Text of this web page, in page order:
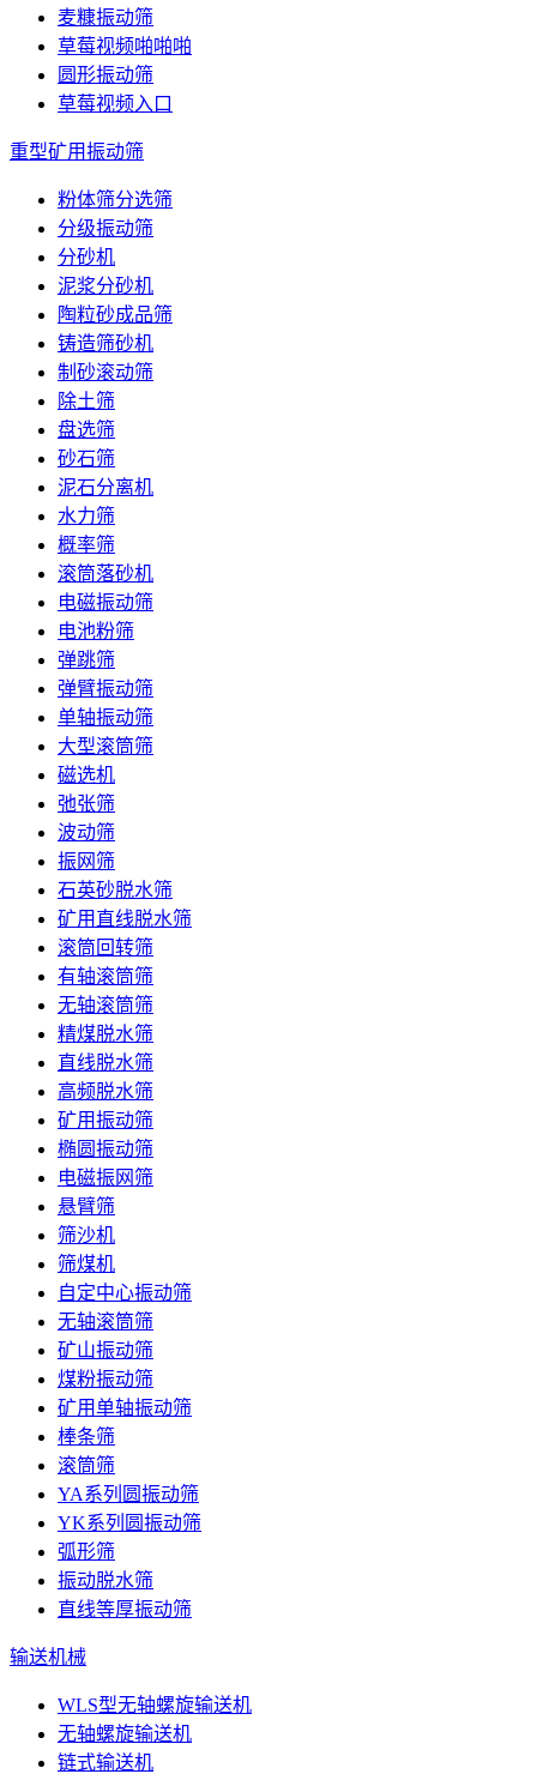
麦糠振动筛
草莓视频啪啪啪
圆形振动筛
草莓视频入口
重型矿用振动筛
粉体筛分选筛
分级振动筛
分砂机
泥浆分砂机
陶粒砂成品筛
铸造筛砂机
制砂滚动筛
除土筛
盘选筛
砂石筛
泥石分离机
水力筛
概率筛
滚筒落砂机
电磁振动筛
电池粉筛
弹跳筛
弹臂振动筛
单轴振动筛
大型滚筒筛
磁选机
弛张筛
波动筛
振网筛
石英砂脱水筛
矿用直线脱水筛
滚筒回转筛
有轴滚筒筛
无轴滚筒筛
精煤脱水筛
直线脱水筛
高频脱水筛
矿用振动筛
椭圆振动筛
电磁振网筛
悬臂筛
筛沙机
筛煤机
自定中心振动筛
无轴滚筒筛
矿山振动筛
煤粉振动筛
矿用单轴振动筛
棒条筛
滚筒筛
YA系列圆振动筛
YK系列圆振动筛
弧形筛
振动脱水筛
直线等厚振动筛
输送机械
WLS型无轴螺旋输送机
无轴螺旋输送机
链式输送机